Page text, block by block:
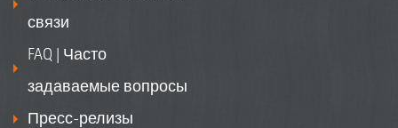
связи
FAQ | Часто
задаваемые вопросы
Пресс-релизы